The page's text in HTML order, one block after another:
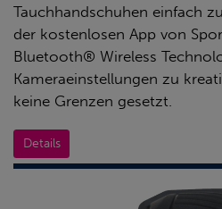
Tauchhandschuhen einfach
der kostenlosen App von
Bluetooth® Wireless
Kameraeinstellungen zu
keine Grenzen gesetzt.
Details